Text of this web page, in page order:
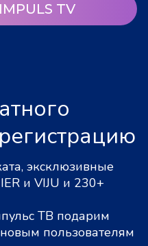
TV
эксклюзивные
и VIJU и 230+
ТВ подарим
пользователям